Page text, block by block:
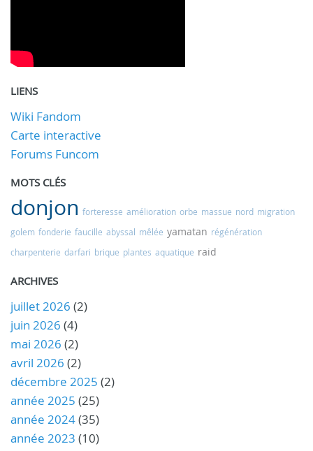
LIENS
Wiki Fandom
Carte interactive
Forums Funcom
MOTS CLÉS
donjon forteresse amélioration orbe massue nord migration
golem fonderie faucille abyssal mêlée yamatan régénération
charpenterie darfari brique plantes aquatique raid
ARCHIVES
juillet 2026 (2)
juin 2026 (4)
mai 2026 (2)
avril 2026 (2)
décembre 2025 (2)
année 2025 (25)
année 2024(35)
année 2023 (10)